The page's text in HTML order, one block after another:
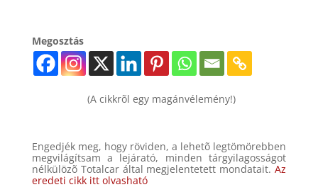
Megosztás
(A cikkrõl egy magánvélemény!)
Engedjék meg, hogy röviden, a lehetõ legtömörebben
megvilágítsam a lejárató, minden tárgyilagosságot
nélkülözõ Totalcar által megjelentetett mondatait.Az
eredeti cikk itt olvasható